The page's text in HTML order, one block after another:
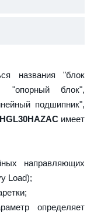
названия "блок
"опорный блок",
подшипник",
имеет
направляющих
Load);
определяет